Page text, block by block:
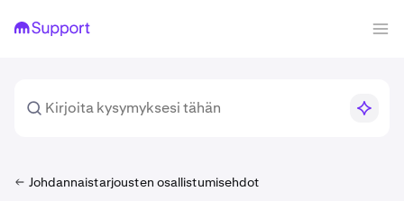
Johdannaistarjousten osallistumisehdot